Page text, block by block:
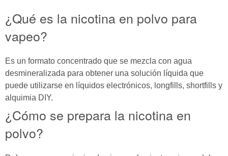
¿Qué es la nicotina en polvo para
vapeo?
Es un formato concentrado que se mezcla con agua
desmineralizada para obtener una solución líquida que
puede utilizarse en líquidos electrónicos, longfills, shortfills y
alquimia DIY.
¿Cómo se prepara la nicotina en
polvo?